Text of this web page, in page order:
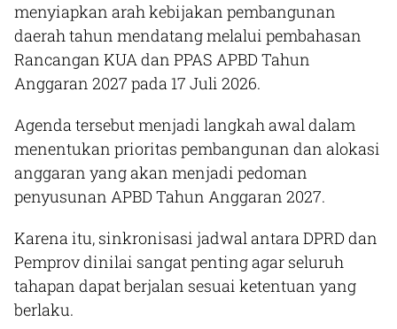
menyiapkan arah kebijakan pembangunan
daerah tahun mendatang melalui pembahasan
Rancangan KUA dan PPAS APBD Tahun
Anggaran 2027 pada 17 Juli 2026.
Agenda tersebut menjadi langkah awal dalam
menentukan prioritas pembangunan dan alokasi
anggaran yang akan menjadi pedoman
penyusunan APBD Tahun Anggaran 2027.
Karena itu, sinkronisasi jadwal antara DPRD dan
Pemprov dinilai sangat penting agar seluruh
tahapan dapat berjalan sesuai ketentuan yang
berlaku.